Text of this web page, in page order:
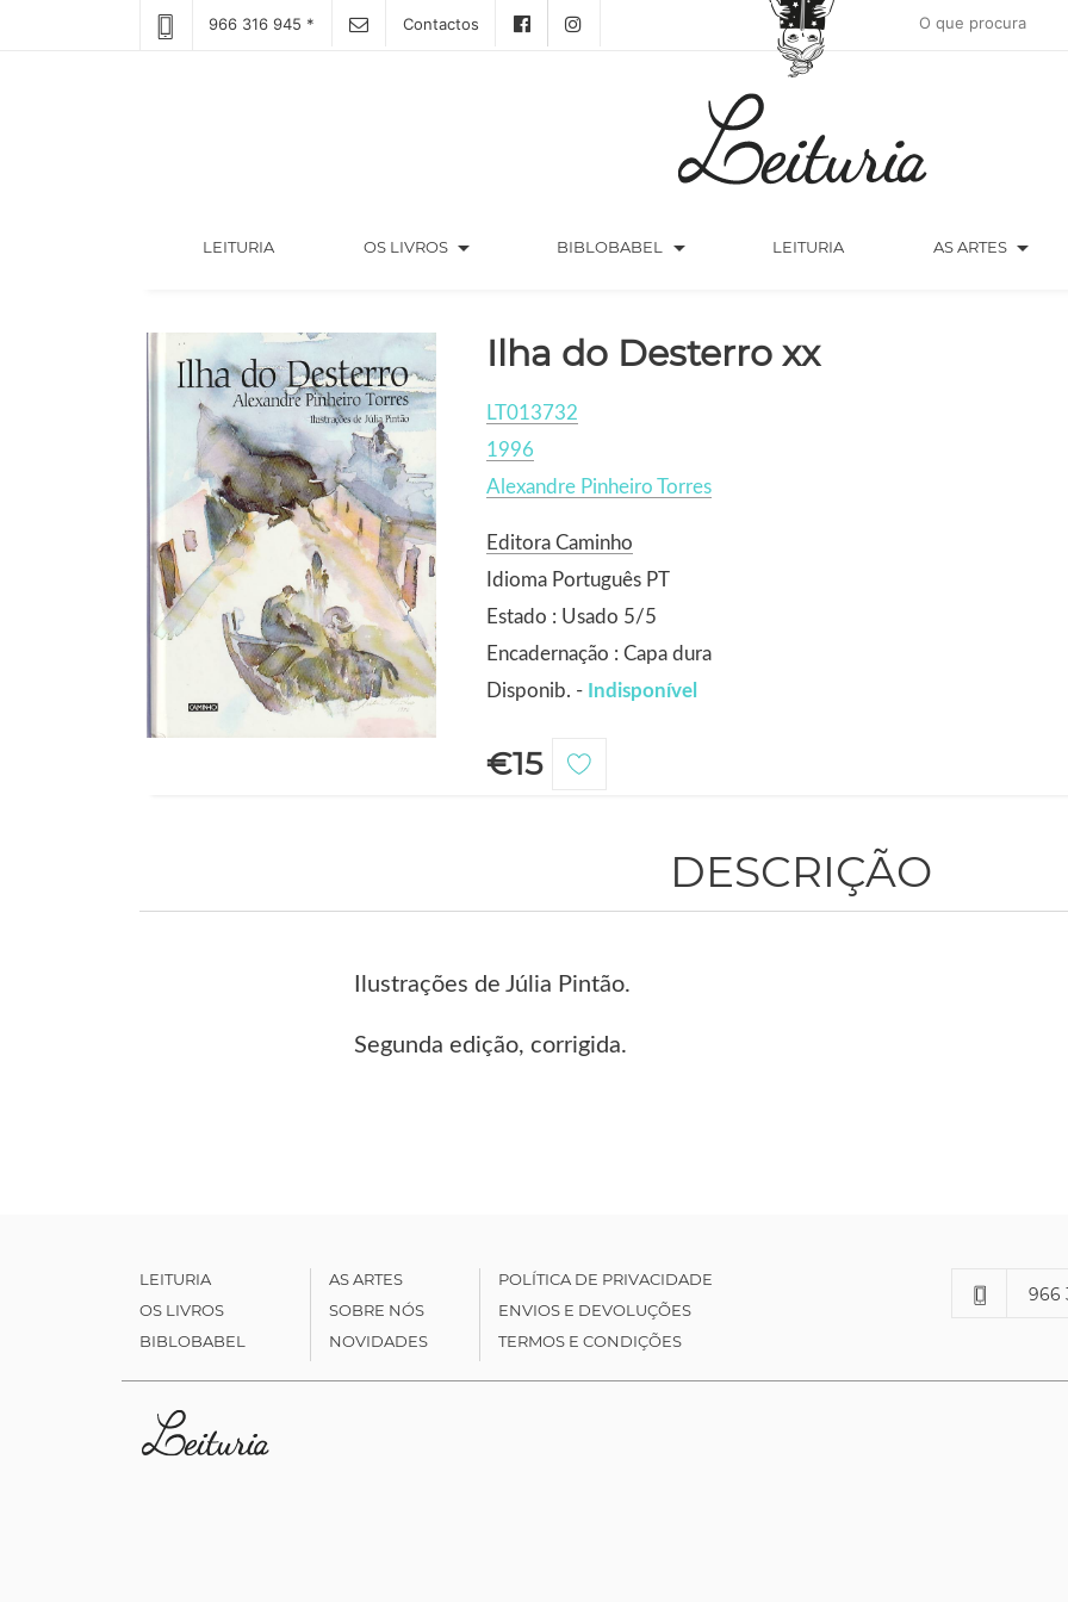
966 316 945 * Contactos
LEITURIA(CURRENT) OS LIVROS arrow_drop_down BIBLOBABEL arrow_drop_down LEITURIA AS ARTES arrow_drop_down
Ilha do Desterro xx
LT013732
1996
Alexandre Pinheiro Torres
Editora Caminho
Idioma Português PT
Estado : Usado 5/5
Encadernação : Capa dura
Disponib. - Indisponível
€15
DESCRIÇÃO
Ilustrações de Júlia Pintão.
Segunda edição, corrigida.
LEITURIA
OS LIVROS
BIBLOBABEL
AS ARTES
SOBRE NÓS
NOVIDADES
POLÍTICA DE PRIVACIDADE
ENVIOS E DEVOLUÇÕES
TERMOS E CONDIÇÕES
966